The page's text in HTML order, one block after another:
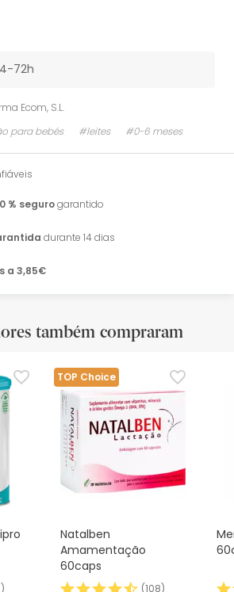
72h
Ecom, S.L.
para bebés #leites #0-6 meses
% segurogarantido
durante 14 dias
a 3,85€
também compraram
)
TOP Choice
Natalben
Amamentação
60caps
(108)